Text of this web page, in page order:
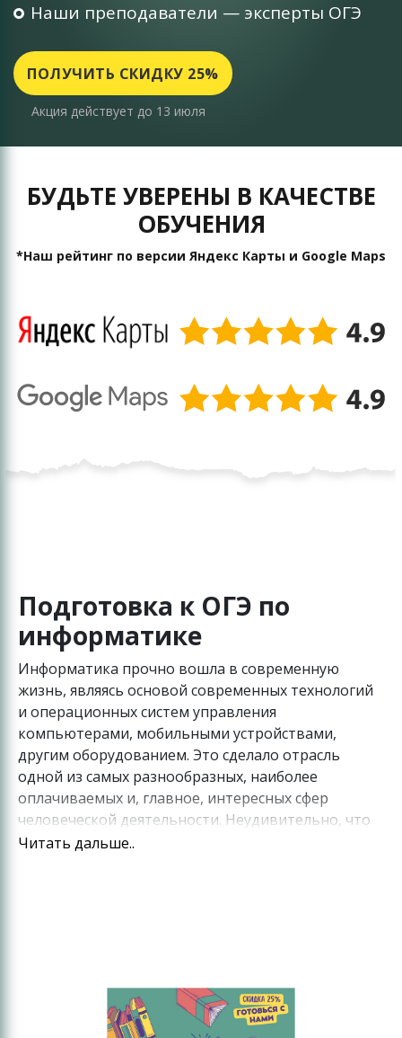
Наши преподаватели — эксперты ОГЭ
ПОЛУЧИТЬ СКИДКУ 25%
Акция действует до 13 июля
БУДЬТЕ УВЕРЕНЫ В КАЧЕСТВЕ
ОБУЧЕНИЯ
*Наш рейтинг по версии Яндекс Карты и Google Maps
Подготовка к ОГЭ по
информатике
Информатика прочно вошла в современную
жизнь, являясь основой современных технологий
и операционных систем управления
компьютерами, мобильными устройствами,
другим оборудованием. Это сделало отрасль
одной из самых разнообразных, наиболее
оплачиваемых и, главное, интересных сфер
человеческой деятельности. Неудивительно, что
многие школьники отдают предпочтение
некоторой спецификой).
Мы рекомендуем записаться накурсы ОГЭ по
Читать дальше..